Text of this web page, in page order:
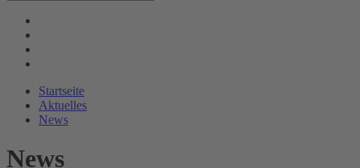
Startseite
Aktuelles
News
News